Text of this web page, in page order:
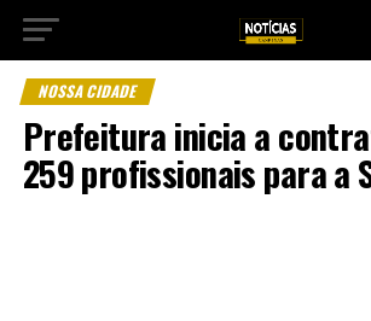
NOSSA CIDADE
Prefeitura inicia a
259 profissionais para a